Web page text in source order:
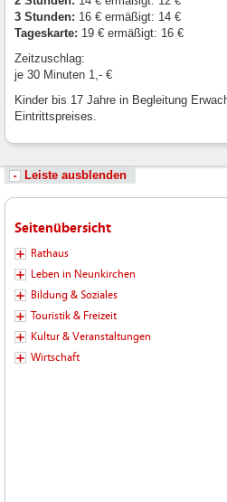
3 Stunden: 16 € ermäßigt: 14 €
Tageskarte: 19 € ermäßigt: 16 €
Zeitzuschlag:
je 30 Minuten 1,- €
Kinder bis 17 Jahre in Begleitung
Eintrittspreises.
Leiste ausblenden
Seitenübersicht
Rathaus
Leben in Neunkirchen
Bildung & Soziales
Touristik & Freizeit
Kultur & Veranstaltungen
Wirtschaft